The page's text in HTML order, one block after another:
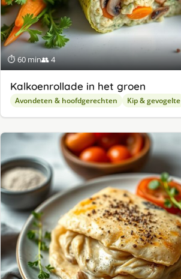
⏱ 60 min👥 4
Kalkoenrollade in het groen
Avondeten & hoofdgerechten Kip & gevogelte